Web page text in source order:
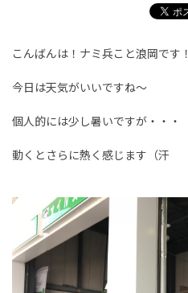
こんばんは！ナミ兵こと浪岡です！
今日は天気がいいですね～
個人的には少し暑いですが・・・
動くとさらに熱く感じます（汗